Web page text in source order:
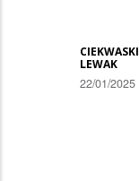
CIEKWASKI
LEWAK
22/01/2025